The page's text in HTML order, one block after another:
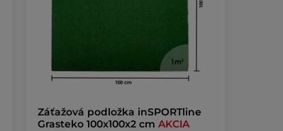
Záťažová podložka inSPORTline
Grasteko 100x100x2 cm AKCIA